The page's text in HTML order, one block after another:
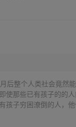
后整个人类社会竟然
使那些已有孩子的的
孩子穷困潦倒的人，